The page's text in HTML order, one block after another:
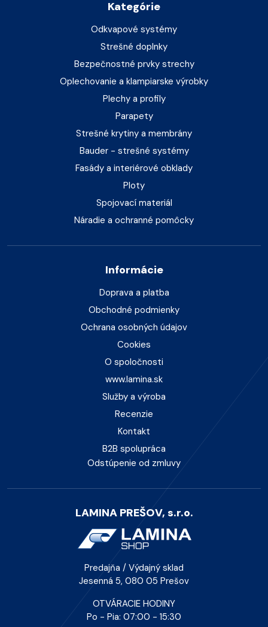
Kategórie
Odkvapové systémy
Strešné doplnky
Bezpečnostné prvky strechy
Oplechovanie a klampiarske výrobky
Plechy a profily
Parapety
Strešné krytiny a membrány
Bauder - strešné systémy
Fasády a interiérové obklady
Ploty
Spojovací materiál
Náradie a ochranné pomôcky
Informácie
Doprava a platba
Obchodné podmienky
Ochrana osobných údajov
Cookies
O spoločnosti
www.lamina.sk
Služby a výroba
Recenzie
Kontakt
B2B spolupráca
Odstúpenie od zmluvy
LAMINA PREŠOV, s.r.o.
Predajňa / Výdajný sklad
Jesenná 5, 080 05 Prešov
OTVÁRACIE HODINY
Po - Pia: 07:00 - 15:30